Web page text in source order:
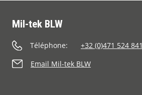
Mil-tek BLW
Téléphone:
+32 (0)471 524 841
Email Mil-tek BLW